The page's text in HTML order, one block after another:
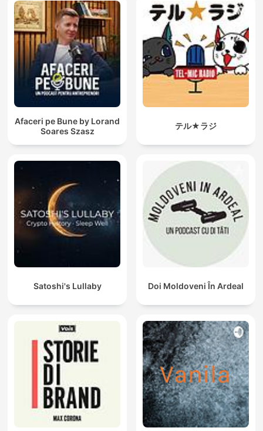
Afaceri pe Bune by Lorand
Soares Szasz
テル★ラジ
Satoshi's Lullaby Doi Moldoveni În Ardeal